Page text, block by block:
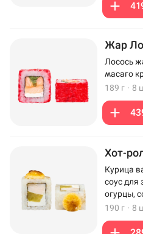
Жар
Лосось
масаго
189 г · 8
Хот-
Курица
соус для
огурцы,
190 г · 8